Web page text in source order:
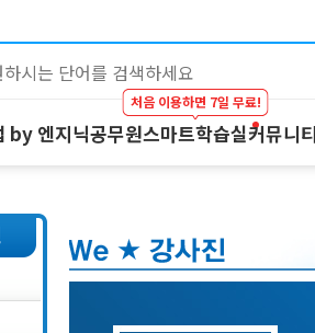
by 엔지닉공무원스마트학습실
처음 이용하면 7일 무료!
커뮤니티
스마트학습실
학원 강의
프리패스